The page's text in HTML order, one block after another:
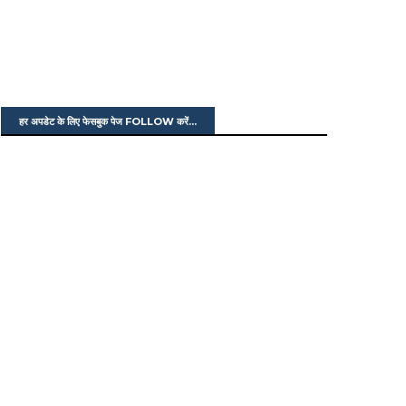
हर अपडेट के लिए फेसबुक पेज FOLLOW करें...